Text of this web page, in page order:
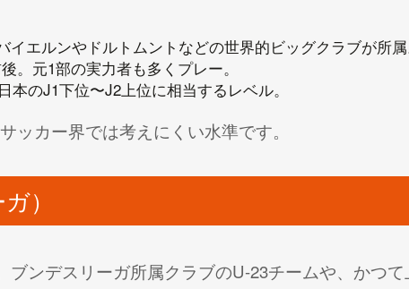
イエルンやドルトムントなどの世界的ビッグクラブが所
。元1部の実力者も多くプレー。
本のJ1下位〜J2上位に相当するレベル。
ッカー界では考えにくい水準です。
）
ンデスリーガ所属クラブのU-23チームや、かつ